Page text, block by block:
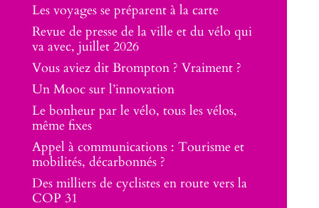
Les voyages se préparent à la carte
Revue de presse de la ville et du vélo qui
va avec, juillet 2026
Vous aviez dit Brompton ? Vraiment ?
Un Mooc sur l’innovation
Le bonheur par le vélo, tous les vélos,
même fixes
Appel à communications : Tourisme et
mobilités, décarbonnés ?
Des milliers de cyclistes en route vers la
COP 31